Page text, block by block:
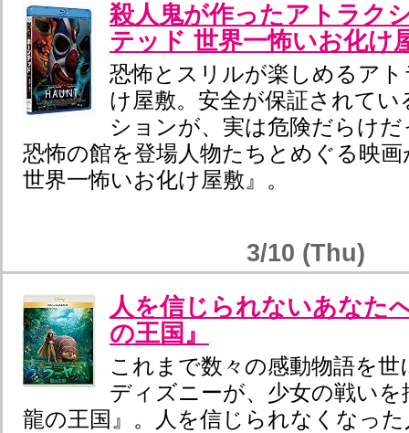
殺人鬼が作ったアトラク
テッド 世界一怖いお化け
恐怖とスリルが楽しめるア
け屋敷。安全が保証されて
ションが、実は危険だらけ
恐怖の館を登場人物たちとめぐる映
世界一怖いお化け屋敷』。
3/10 (Thu)
人を信じられないあなた
の王国』
これまで数々の感動物語を
ディズニーが、少女の戦い
龍の王国』。人を信じられなくなっ